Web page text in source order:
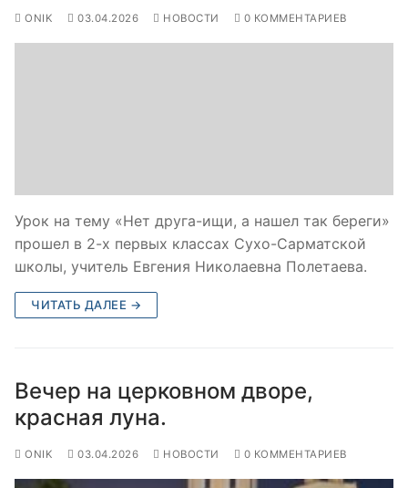
ONIK 03.04.2026 НОВОСТИ 0 КОММЕНТАРИЕВ
Урок на тему «Нет друга-ищи, а нашел так береги»
прошел в 2-х первых классах Сухо-Сарматской
школы, учитель Евгения Николаевна Полетаева.
ЧИТАТЬ ДАЛЕЕ →
Вечер на церковном дворе,
красная луна.
ONIK 03.04.2026 НОВОСТИ 0 КОММЕНТАРИЕВ